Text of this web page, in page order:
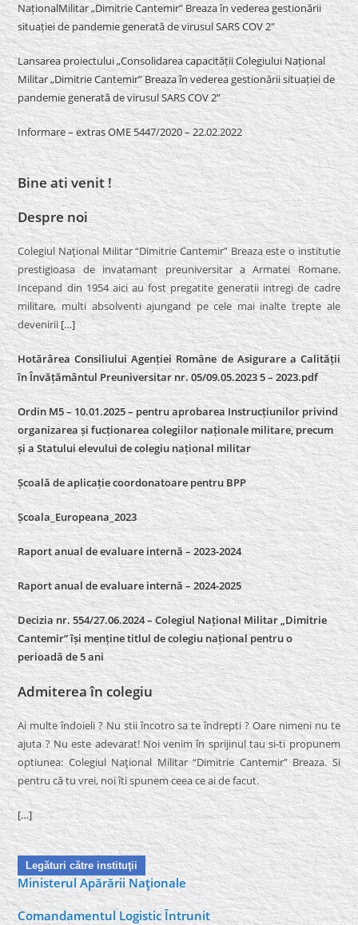
NaționalMilitar „Dimitrie Cantemir” Breaza în vederea gestionării
situației de pandemie generată de virusul SARS COV 2″
Lansarea proiectului „Consolidarea capacității Colegiului Național
Militar „Dimitrie Cantemir” Breaza în vederea gestionării situației de
pandemie generată de virusul SARS COV 2”
Informare – extras OME 5447/2020 – 22.02.2022
Bine ati venit !
Despre noi
Colegiul Naţional Militar “Dimitrie Cantemir” Breaza este o institutie
prestigioasa de invatamant preuniversitar a Armatei Romane.
Incepand din 1954 aici au fost pregatite generatii intregi de cadre
militare, multi absolventi ajungand pe cele mai inalte trepte ale
devenirii […]
Hotărârea Consiliului Agenției Române de Asigurare a Calității
în Învățământul Preuniversitar nr. 05/09.05.2023 5 – 2023.pdf
Ordin M5 – 10.01.2025 – pentru aprobarea Instrucțiunilor privind
organizarea și fucționarea colegiilor naționale militare, precum
și a Statului elevului de colegiu național militar
Școală de aplicație coordonatoare pentru BPP
Școala_Europeana_2023
Raport anual de evaluare internă – 2023-2024
Raport anual de evaluare internă –2024-2025
Decizia nr. 554/27.06.2024 – Colegiul Național Militar „Dimitrie
Cantemir” își menține titlul de colegiu național pentru o
perioadă de 5 ani
Admiterea în colegiu
Ai multe îndoieli ? Nu stii încotro sa te îndrepti ? Oare nimeni nu te
ajuta ? Nu este adevarat! Noi venim în sprijinul tau si-ti propunem
optiunea: Colegiul Naţional Militar “Dimitrie Cantemir” Breaza. Si
pentru că tu vrei, noi îti spunem ceea ce ai de facut.
[…]
Legături către instituţii
Ministerul Apărării Naţionale
Comandamentul Logistic Întrunit